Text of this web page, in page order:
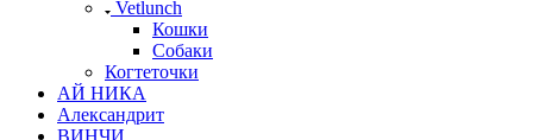
Vetlunch
Кошки
Собаки
Когтеточки
АЙ НИКА
Александрит